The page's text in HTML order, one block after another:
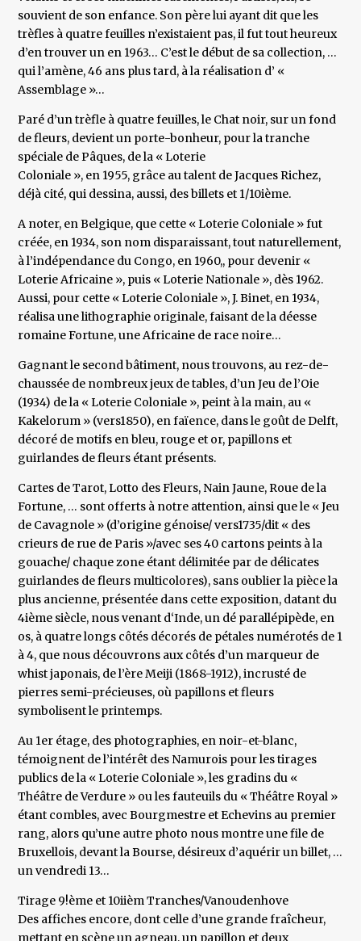
souvient de son enfance. Son père lui ayant dit que les
trèfles à quatre feuilles n’existaient pas, il fut tout heureux
d’en trouver un en 1963… C’est le début de sa collection, …
qui l’amène, 46 ans plus tard, à la réalisation d’ «
Assemblage »…
Paré d’un trèfle à quatre feuilles, le Chat noir, sur un fond
de fleurs, devient un porte-bonheur, pour la tranche
spéciale de Pâques, de la « Loterie
Coloniale », en 1955, grâce au talent de Jacques Richez,
déjà cité, qui dessina, aussi, des billets et 1/10ième.
A noter, en Belgique, que cette « Loterie Coloniale » fut
créée, en 1934, son nom disparaissant, tout naturellement,
à l’indépendance du Congo, en 1960,, pour devenir «
Loterie Africaine », puis « Loterie Nationale », dès 1962.
Aussi, pour cette « Loterie Coloniale », J. Binet, en 1934,
réalisa une lithographie originale, faisant de la déesse
romaine Fortune, une Africaine de race noire…
Gagnant le second bâtiment, nous trouvons, au rez-de-
chaussée de nombreux jeux de tables, d’un Jeu de l’Oie
(1934) de la « Loterie Coloniale », peint à la main, au «
Kakelorum » (vers1850), en faïence, dans le goût de Delft,
décoré de motifs en bleu, rouge et or, papillons et
guirlandes de fleurs étant présents.
Cartes de Tarot, Lotto des Fleurs, Nain Jaune, Roue de la
Fortune, … sont offerts à notre attention, ainsi que le « Jeu
de Cavagnole » (d’origine génoise/ vers1735/dit « des
crieurs de rue de Paris »/avec ses 40 cartons peints à la
gouache/ chaque zone étant délimitée par de délicates
guirlandes de fleurs multicolores), sans oublier la pièce la
plus ancienne, présentée dans cette exposition, datant du
4ième siècle, nous venant d‘Inde, un dé parallépipède, en
os, à quatre longs côtés décorés de pétales numérotés de 1
à 4, que nous découvrons aux côtés d’un marqueur de
whist japonais, de l’ère Meiji (1868-1912), incrusté de
pierres semi-précieuses, où papillons et fleurs
symbolisent le printemps.
Au 1er étage, des photographies, en noir-et-blanc,
témoignent de l’intérêt des Namurois pour les tirages
publics de la « Loterie Coloniale », les gradins du «
Théâtre de Verdure » ou les fauteuils du « Théâtre Royal »
étant combles, avec Bourgmestre et Echevins au premier
rang, alors qu’une autre photo nous montre une file de
Bruxellois, devant la Bourse, désireux d’aquérir un billet, …
un vendredi 13…
Tirage 9!ème et 10iièm Tranches/Vanoudenhove
Des affiches encore, dont celle d’une grande fraîcheur,
mettant en scène un agneau, un papillon et deux